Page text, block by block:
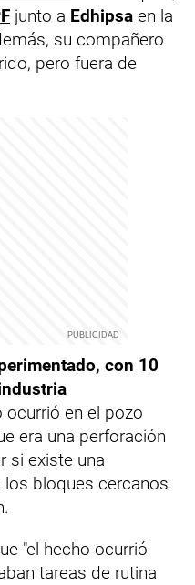
junto a Edhipsa en la
su compañero
pero fuera de
con 10
ocurrió en el pozo
era una perforación
si existe una
bloques cercanos
"el hecho ocurrió
tareas de rutina